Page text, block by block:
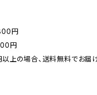
円
円
上の場合、送料無料でお届け